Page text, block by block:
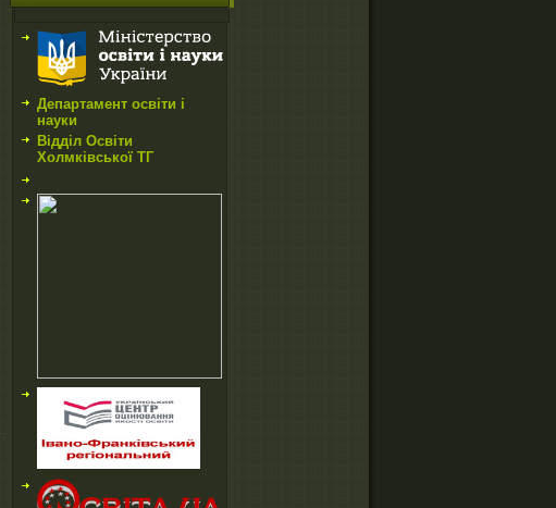
Департамент освіти і
науки
Відділ Освіти
Холмківської ТГ